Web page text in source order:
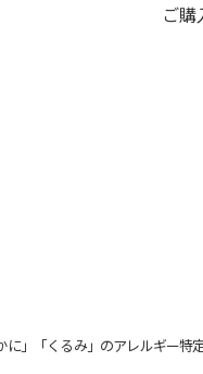
ご
」「くるみ」のアレルギー特